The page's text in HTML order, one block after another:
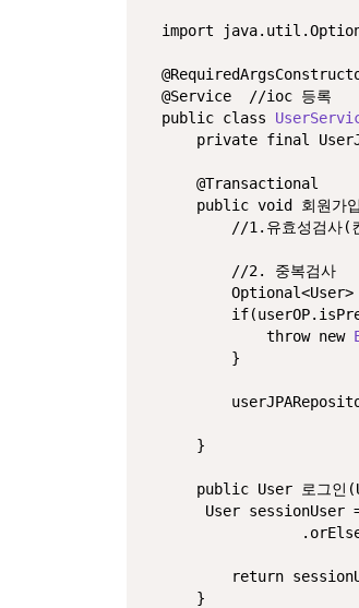
import
@Service
//ioc 등록
public class
private final
@Transactional
public void
회원가
//1.유효성검사(
//2. 중복검사
Optional<User>
if
throw new
        }
    }
public User 로그인
User sessionUser
return
    }